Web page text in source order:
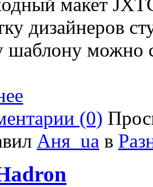
дизайнеров
шаблону можно
(0)
Аня_ua в